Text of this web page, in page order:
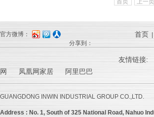
首页 上一页
官方微博：
分享到：
首页
友情链
网 凤凰网家居 阿里巴巴
GUANGDONG INWIN INDUSTRIAL GROUP CO.,LTD.
Address : No. 1, South of 325 National Road, Nahuo